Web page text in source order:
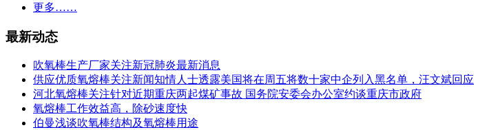
更多……
最新动态
吹氧棒生产厂家关注新冠肺炎最新消息
供应优质氧熔棒关注新闻知情人士透露美国将在周五将数十家中企列入黑名单，汪文斌回应
河北氧熔棒关注针对近期重庆两起煤矿事故 国务院安委会办公室约谈重庆市政府
氧熔棒工作效益高，除砂速度快
伯曼浅谈吹氧棒结构及氧熔棒用途